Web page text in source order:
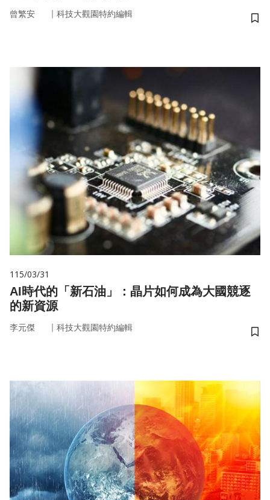
曾繁安 ｜ 科技大觀園特約編輯
儲
115/03/31
AI時代的「新石油」：晶片如何成為大國競逐
的新資源
李元傑 ｜ 科技大觀園特約編輯
儲